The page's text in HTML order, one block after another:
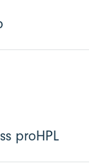
proHPL